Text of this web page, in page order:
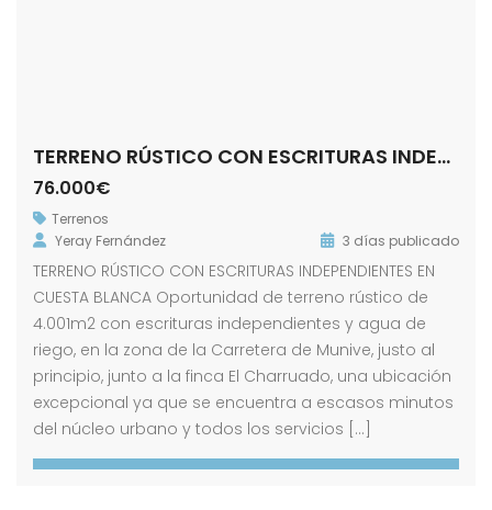
TERRENO RÚSTICO CON ESCRITURAS INDEPENDIENTES EN CUESTA BLANCA
76.000€
Terrenos
Yeray Fernández
3 días publicado
TERRENO RÚSTICO CON ESCRITURAS INDEPENDIENTES EN
CUESTA BLANCA Oportunidad de terreno rústico de
4.001m2 con escrituras independientes y agua de
riego, en la zona de la Carretera de Munive, justo al
principio, junto a la finca El Charruado, una ubicación
excepcional ya que se encuentra a escasos minutos
del núcleo urbano y todos los servicios […]